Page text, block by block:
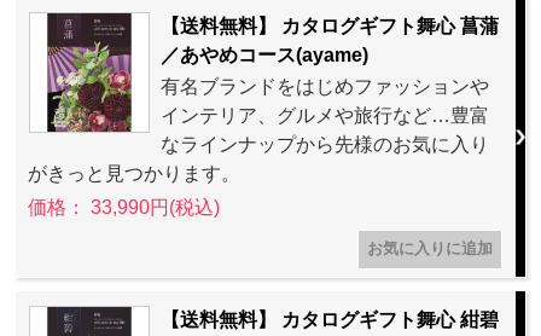
【送料無料】 カタログギフト舞心 菖蒲
／あやめコース(ayame)
有名ブランドをはじめファッションや
インテリア、グルメや旅行など…豊富
なラインナップから先様のお気に入り
がきっと見つかります。
価格： 33,990円(税込)
【送料無料】 カタログギフト舞心 紺碧